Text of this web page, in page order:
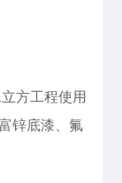
方工程使用
锌底漆、氟